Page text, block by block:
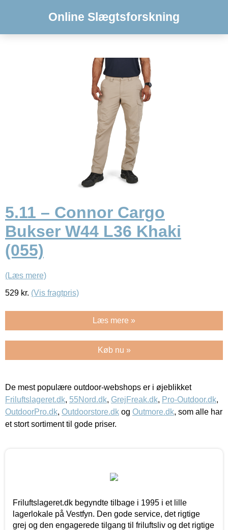
Online Slægtsforskning
5.11 – Connor Cargo
Bukser W44 L36 Khaki
(055)
(Læs mere)
529 kr. (Vis fragtpris)
Læs mere »
Køb nu »
De mest populære outdoor-webshops er i øjeblikket
Friluftslageret.dk, 55Nord.dk, GrejFreak.dk, Pro-Outdoor.dk,
OutdoorPro.dk, Outdoorstore.dk og Outmore.dk, som alle har
et stort sortiment til gode priser.
Friluftslageret.dk begyndte tilbage i 1995 i et lille
lagerlokale på Vestfyn. Den gode service, det rigtige
grej og den engagerede tilgang til friluftsliv og det rigtige